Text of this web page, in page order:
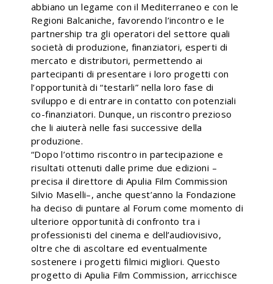
abbiano un legame con il Mediterraneo e con le
Regioni Balcaniche, favorendo l’incontro e le
partnership tra gli operatori del settore quali
società di produzione, finanziatori, esperti di
mercato e distributori, permettendo ai
partecipanti di presentare i loro progetti con
l’opportunità di “testarli” nella loro fase di
sviluppo e di entrare in contatto con potenziali
co-finanziatori. Dunque, un riscontro prezioso
che li aiuterà nelle fasi successive della
produzione.
“Dopo l’ottimo riscontro in partecipazione e
risultati ottenuti dalle prime due edizioni –
precisa il direttore di Apulia Film Commission
Silvio Maselli–, anche quest’anno la Fondazione
ha deciso di puntare al Forum come momento di
ulteriore opportunità di confronto tra i
professionisti del cinema e dell’audiovisivo,
oltre che di ascoltare ed eventualmente
sostenere i progetti filmici migliori. Questo
progetto di Apulia Film Commission, arricchisce